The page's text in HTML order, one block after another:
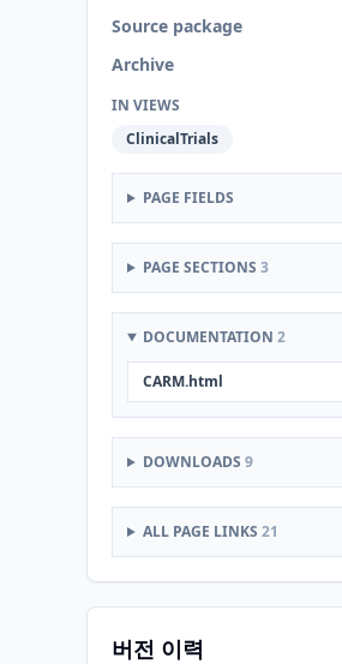
Source package
Archive
IN VIEWS
ClinicalTrials
PAGE FIELDS
PAGE SECTIONS 3
DOCUMENTATION 2
CARM.html
DOWNLOADS 9
ALL PAGE LINKS 21
버전 이력